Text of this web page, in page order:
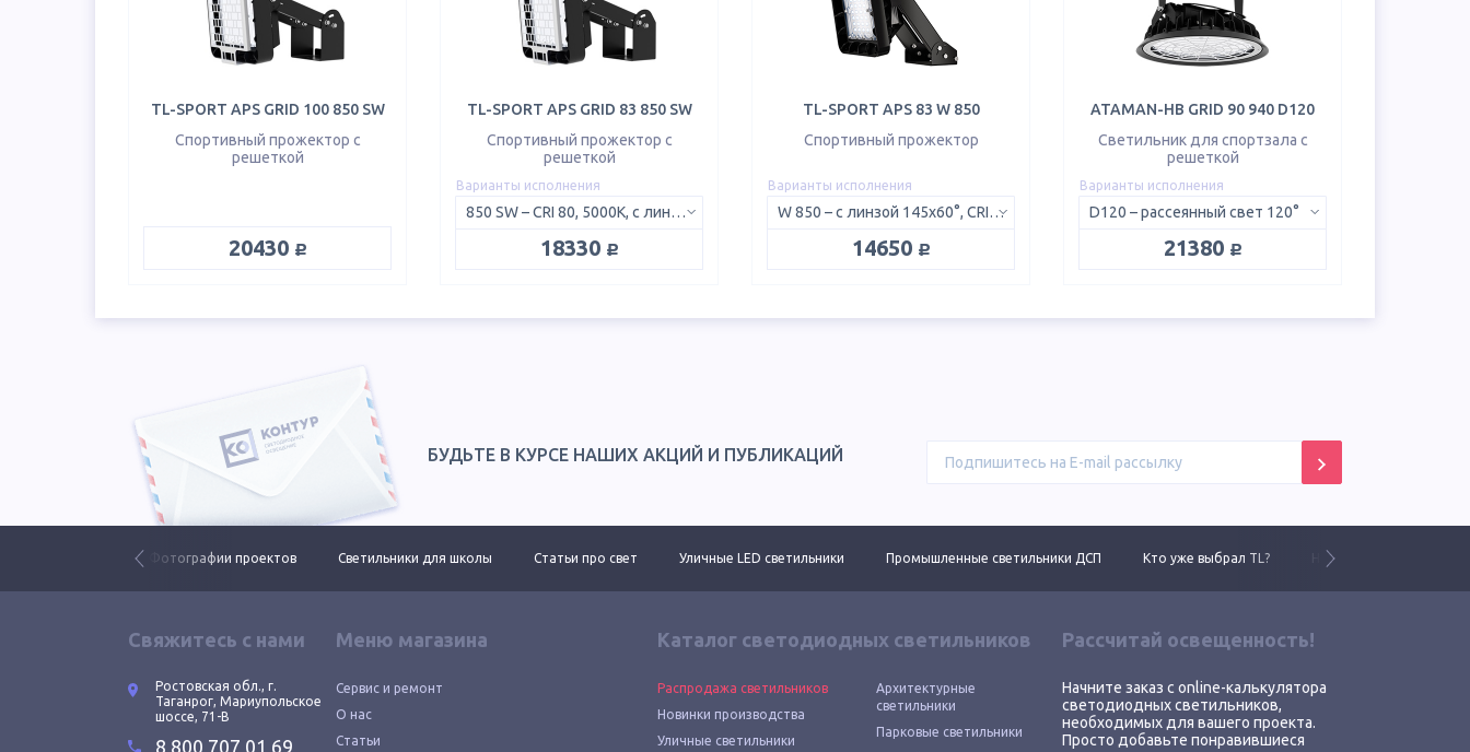
TL-SPORT APS GRID 100 850 SW
Спортивный прожектор с
решеткой
20430 руб.
TL-SPORT APS GRID 83 850 SW
Спортивный прожектор с
решеткой
Варианты исполнения
850 SW – CRI 80, 5000K, с линзой 150x50°
18330 руб.
TL-SPORT APS 83 W 850
Спортивный прожектор
Варианты исполнения
W 850 – с линзой 145x60°, CRI 80, 5000K
14650 руб.
ATAMAN-HB GRID 90 940 D120
Светильник для спортзала с
решеткой
Варианты исполнения
D120 – рассеянный свет 120°
21380 руб.
БУДЬТЕ В КУРСЕ НАШИХ АКЦИЙ И ПУБЛИКАЦИЙ
Фотографии проектов Светильники для школы Статьи про свет Уличные LED светильники Промышленные светильники ДСП Кто уже выбрал TL? Новинки 2025 года
Свяжитесь с нами
Ростовская обл., г.
Таганрог, Мариупольское
шоссе, 71-В
8 800 707 01 69
Меню магазина
Сервис и ремонт
О нас
Статьи
Каталог светодиодных светильников
Распродажа светильников
Новинки производства
Уличные светильники
Архитектурные
светильники
Парковые светильники
Рассчитай освещенность!
Начните заказ с online-калькулятора
светодиодных светильников,
необходимых для вашего проекта.
Просто добавьте понравившиеся